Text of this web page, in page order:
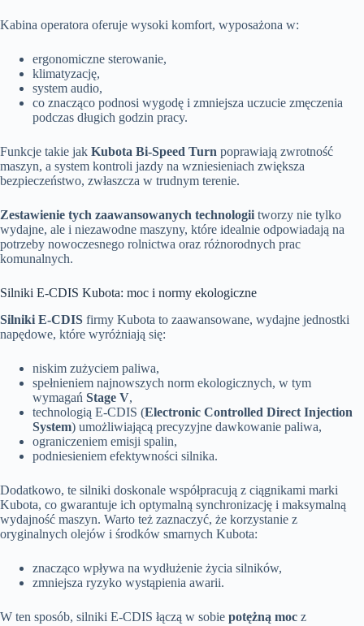
Kabina operatora oferuje wysoki komfort, wyposażona w:
ergonomiczne sterowanie,
klimatyzację,
system audio,
co znacząco podnosi wygodę i zmniejsza uczucie zmęczenia
podczas długich godzin pracy.
Funkcje takie jak Kubota Bi-Speed Turn poprawiają zwrotność
maszyn, a system kontroli jazdy na wzniesieniach zwiększa
bezpieczeństwo, zwłaszcza w trudnym terenie.
Zestawienie tych zaawansowanych technologii tworzy nie tylko
wydajne, ale i niezawodne maszyny, które idealnie odpowiadają na
potrzeby nowoczesnego rolnictwa oraz różnorodnych prac
komunalnych.
Silniki E-CDIS Kubota: moc i normy ekologiczne
Silniki E-CDIS firmy Kubota to zaawansowane, wydajne jednostki
napędowe, które wyróżniają się:
niskim zużyciem paliwa,
spełnieniem najnowszych norm ekologicznych, w tym
wymagań Stage V,
technologią E-CDIS (Electronic Controlled Direct Injection
System) umożliwiającą precyzyjne dawkowanie paliwa,
ograniczeniem emisji spalin,
podniesieniem efektywności silnika.
Dodatkowo, te silniki doskonale współpracują z ciągnikami marki
Kubota, co gwarantuje ich optymalną synchronizację i maksymalną
wydajność maszyn. Warto też zaznaczyć, że korzystanie z
oryginalnych olejów i środków smarnych Kubota:
znacząco wpływa na wydłużenie życia silników,
zmniejsza ryzyko wystąpienia awarii.
W ten sposób, silniki E-CDIS łączą w sobie potężną moc z